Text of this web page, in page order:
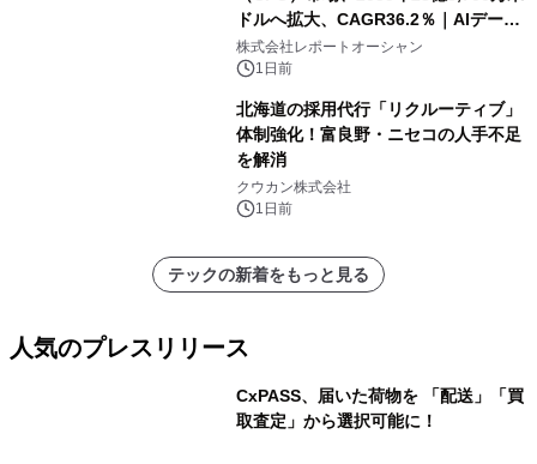
ドルへ拡大、CAGR36.2％｜AIデータ
センター・高速光通信需要が成長を加
速
株式会社レポートオーシャン
1日前
北海道の採用代行「リクルーティブ」
体制強化！富良野・ニセコの人手不足
を解消
クウカン株式会社
1日前
テックの新着をもっと見る
人気のプレスリリース
CxPASS、届いた荷物を 「配送」「買
取査定」から選択可能に！